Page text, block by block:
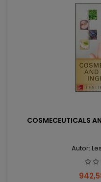
COSMECEUTICALS
Autor:
Cena